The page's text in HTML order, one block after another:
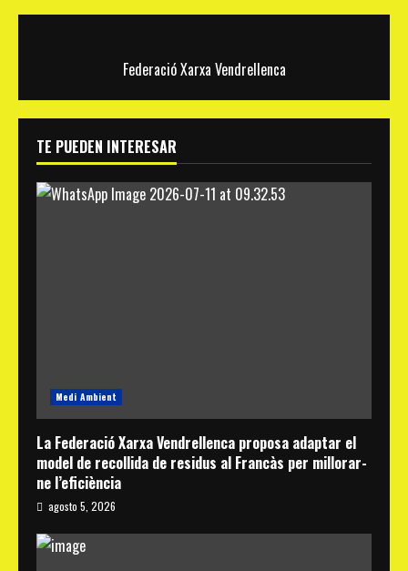
Federació Xarxa Vendrellenca
TE PUEDEN INTERESAR
Medi Ambient
La Federació Xarxa Vendrellenca proposa adaptar el
model de recollida de residus al Francàs per millorar-
ne l’eficiència
agosto 5, 2026